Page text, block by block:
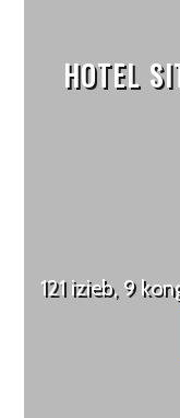
HOTEL
121 izieb, 9